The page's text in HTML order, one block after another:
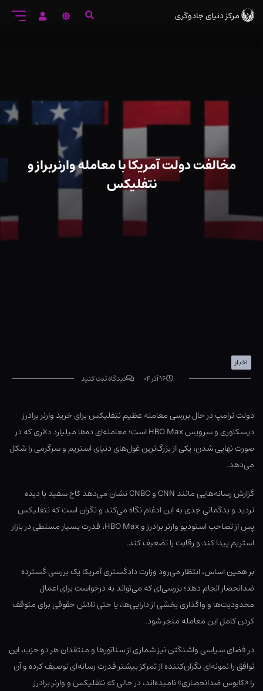
ورود
مرکز دنیای جادوگری
مخالفت دولت آمریکا با معامله وارنربراز و
نتفلیکس
اخبار
۱۶ آذر ۰۴
دیدگاه ثبت کنید
دولت ترامپ در حال بررسی معامله عظیم نتفلیکس برای خرید وارنر برادرز
دیسکاوری و سرویس HBO Max است؛ معامله‌ای ده‌ها میلیارد دلاری که در
صورت نهایی شدن، یکی از بزرگ‌ترین غول‌های دنیای استریم و سرگرمی را شکل
می‌دهد.
گزارش رسانه‌هایی مانند CNN و CNBC نشان می‌دهد کاخ سفید با دیده
تردید و بدگمانی جدی به این ادغام نگاه می‌کند و نگران است که نتفلیکس
پس از تصاحب استودیو وارنر برادرز و HBO Max، قدرت بسیار مسلطی در بازار
استریم پیدا کند و رقابت را تضعیف کند.
بر همین اساس، انتظار می‌رود وزارت دادگستری آمریکا یک بررسی گسترده
ضدانحصار انجام دهد؛ بررسی‌ای که می‌تواند به درخواست برای اعمال
محدودیت‌ها و واگذاری بخشی از دارایی‌ها، یا حتی تلاش حقوقی برای متوقف
کردن کامل این معامله منجر شود.
در فضای سیاسی واشنگتن نیز شماری از سناتورها و منتقدان هر دو حزب، این
توافق را نمونه‌ای نگران‌کننده از تمرکز بیشتر قدرت رسانه‌ای توصیف کرده و آن
را «کابوس ضدانحصاری» نامیده‌اند، در حالی که نتفلیکس و وارنر برادرز